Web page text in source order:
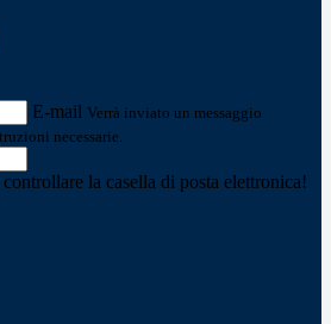
E-mail Verrà inviato un messaggio
necessarie.
la casella di posta elettronica!